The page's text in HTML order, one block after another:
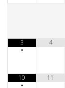
3
•
4
10
•
11